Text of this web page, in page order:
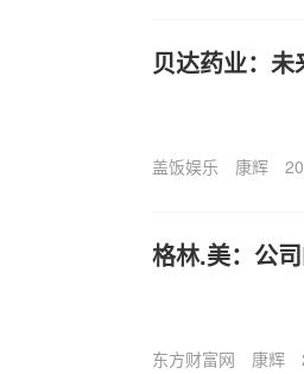
贝达药业：
盖饭娱乐 康辉
格林.美：公
东方财富网 康辉